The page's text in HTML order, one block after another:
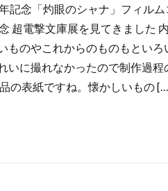
記念「灼眼のシャナ」フィル
超電撃文庫展を見てきました
ものやこれからのものもとい
いに撮れなかったので制作過
の表紙ですね。懐かしいもの